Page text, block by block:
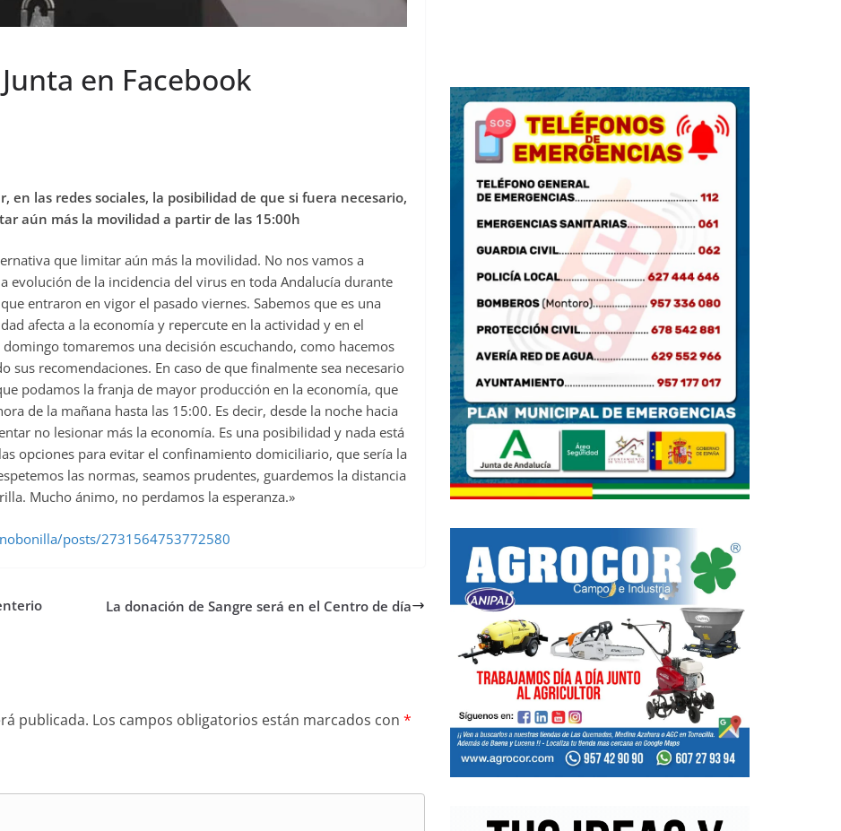
en Facebook
en las redes sociales, la posibilidad de que si fuera necesario,
aún más la movilidad a partir de las 15:00h
que limitar aún más la movilidad. No nos vamos a
evolución de la incidencia del virus en toda Andalucía durante
entraron en vigor el pasado viernes. Sabemos que es una
afecta a la economía y repercute en la actividad y en el
tomaremos una decisión escuchando, como hacemos
sus recomendaciones. En caso de que finalmente sea necesario
podamos la franja de mayor producción en la economía, que
de la mañana hasta las 15:00. Es decir, desde la noche hacia
no lesionar más la economía. Es una posibilidad y nada está
opciones para evitar el confinamiento domiciliario, que sería la
las normas, seamos prudentes, guardemos la distancia
Mucho ánimo, no perdamos la esperanza.»
posts/2731564753772580
La donación de Sangre será en el Centro de día
publicada. Los campos obligatorios están marcados con *